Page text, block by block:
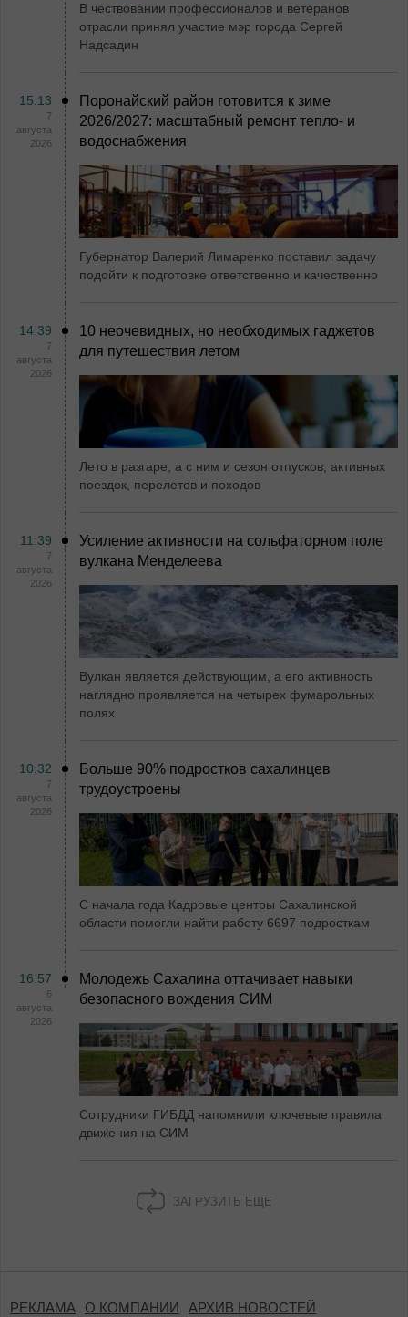
В чествовании профессионалов и ветеранов
отрасли принял участие мэр города Сергей
Надсадин
15:13
7
августа
2026
Поронайский район готовится к зиме
2026/2027: масштабный ремонт тепло- и
водоснабжения
Губернатор Валерий Лимаренко поставил задачу
подойти к подготовке ответственно и качественно
14:39
7
августа
2026
10 неочевидных, но необходимых гаджетов
для путешествия летом
Лето в разгаре, а с ним и сезон отпусков, активных
поездок, перелетов и походов
11:39
7
августа
2026
Усиление активности на сольфаторном поле
вулкана Менделеева
Вулкан является действующим, а его активность
наглядно проявляется на четырех фумарольных
полях
10:32
7
августа
2026
Больше 90% подростков сахалинцев
трудоустроены
С начала года Кадровые центры Сахалинской
области помогли найти работу 6697 подросткам
16:57
6
августа
2026
Молодежь Сахалина оттачивает навыки
безопасного вождения СИМ
Сотрудники ГИБДД напомнили ключевые правила
движения на СИМ
ЗАГРУЗИТЬ ЕЩЕ
РЕКЛАМА О КОМПАНИИ АРХИВ НОВОСТЕЙ